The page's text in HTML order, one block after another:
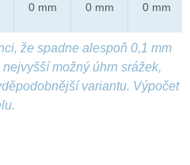
0 mm 0 mm 0 mm
že spadne alespoň 0,1 mm
možný úhrn srážek,
variantu. Výpočet